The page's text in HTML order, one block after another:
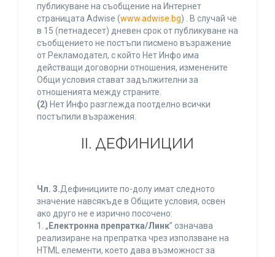
публикуване на съобщение на Интернет
страницата Adwise (www.adwise.bg) . В случай че
в 15 (петнадесет) дневен срок от публикуване на
съобщението не постъпи писмено възражение
от Рекламодател, с който Нет Инфо има
действащи договорни отношения, изменените
Общи условия стават задължителни за
отношенията между страните.
(2) Нет Инфо разглежда поотделно всички
постъпили възражения.
ІІ. ДЕФИНИЦИИ
Чл. 3.Дефинициите по-долу имат следното
значение навсякъде в Общите условия, освен
ако друго не е изрично посочено:
1. „ Електронна препратка/Линк” означава
реализиране на препратка чрез използване на
HTML елементи, което дава възможност за